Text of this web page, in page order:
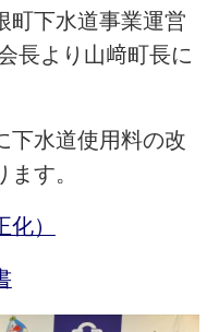
町下水道事業運営
長より山﨑町長に
下水道使用料の改
す。
）